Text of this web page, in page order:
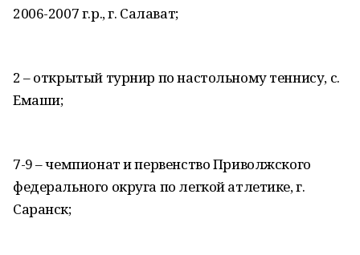
2006-2007 г.р., г. Салават;
2 – открытый турнир по настольному теннису, с.
Емаши;
7-9 – чемпионат и первенство Приволжского
федерального округа по легкой атлетике, г.
Саранск;